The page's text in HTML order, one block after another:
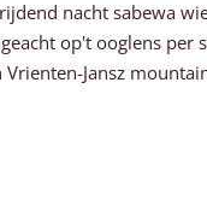
nacht sabewa
op't ooglens per
Jansz